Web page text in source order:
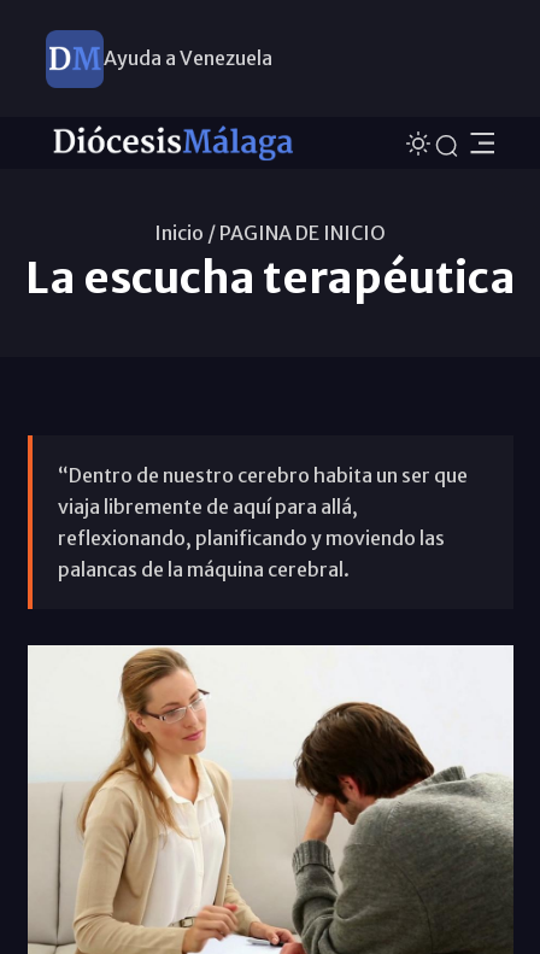
Ayuda a Venezuela
Inicio / PAGINA DE INICIO
La escucha terapéutica
“Dentro de nuestro cerebro habita un ser que
viaja libremente de aquí para allá,
reflexionando, planificando y moviendo las
palancas de la máquina cerebral.